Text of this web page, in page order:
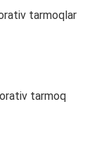
tarmoqlar
tarmoq